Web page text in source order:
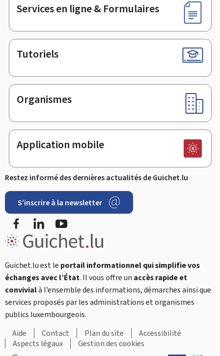
Services en ligne & Formulaires
Tutoriels
Organismes
Application mobile
Restez informé des dernières actualités de Guichet.lu
S’inscrire à la newsletter
FacebookLinkedIn
Guichet.lu est le portail informationnel qui simplifie vos
échanges avec l’État. Il vous offre un accès rapide et
convivialà l’ensemble des informations, démarches ainsi que
services proposés par les administrations et organismes
publics luxembourgeois.
Aide
Contact Plan du site
Accessibilité
Aspects légaux
Gestion des cookies